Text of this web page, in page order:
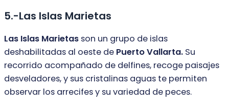
5.-Las Islas Marietas
Las Islas Marietas son un grupo de islas
deshabilitadas al oeste de PuertoVallarta. Su
recorrido acompañado de delfines, recoge paisajes
desveladores, y sus cristalinas aguas te permiten
observar los arrecifes y su variedad de peces.